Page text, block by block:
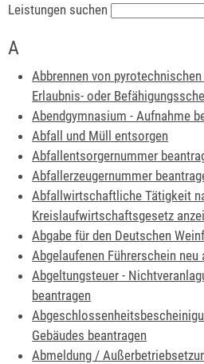
Leistungen suchen
A
Abbrennen von
Erlaubnis- oder
Abendgymnasium - Aufnahme
Abfall und Müll entsorgen
Abfallentsorgernummer
Abfallerzeugernummer
Abfallwirtschaftliche Tätigkeit
Kreislaufwirtschaftsgesetz
Abgabe für den Deutschen
Abgelaufenen Führerschein
Abgeltungsteuer -
beantragen
Gebäudes beantragen
Abmeldung /